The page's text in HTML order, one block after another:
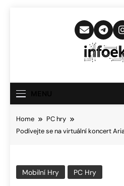
Home
PC hry
Podívejte se na virtuální koncert
Mobilní Hry PC Hry